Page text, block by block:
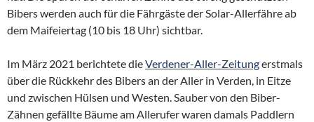
Bibers werden auch für die Fährgäste der Solar-Allerfähre ab
dem Maifeiertag (10 bis 18 Uhr) sichtbar.
Im März 2021 berichtete dieVerdener-Aller-Zeitungerstmals
über die Rückkehr des Bibers an der Aller in Verden, in Eitze
und zwischen Hülsen und Westen. Sauber von den Biber-
Zähnen gefällte Bäume am Allerufer waren damals Paddlern